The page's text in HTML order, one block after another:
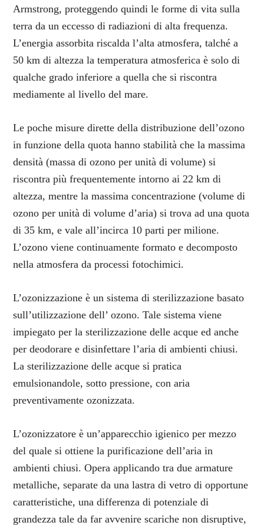
Armstrong, proteggendo quindi le forme di vita sulla
terra da un eccesso di radiazioni di alta frequenza.
L’energia assorbita riscalda l’alta atmosfera, talché a
50 km di altezza la temperatura atmosferica è solo di
qualche grado inferiore a quella che si riscontra
mediamente al livello del mare.
Le poche misure dirette della distribuzione dell’ozono
in funzione della quota hanno stabilità che la massima
densità (massa di ozono per unità di volume) si
riscontra più frequentemente intorno ai 22 km di
altezza, mentre la massima concentrazione (volume di
ozono per unità di volume d’aria) si trova ad una quota
di 35 km, e vale all’incirca 10 parti per milione.
L’ozono viene continuamente formato e decomposto
nella atmosfera da processi fotochimici.
L’ozonizzazione è un sistema di sterilizzazione basato
sull’utilizzazione dell’ ozono. Tale sistema viene
impiegato per la sterilizzazione delle acque ed anche
per deodorare e disinfettare l’aria di ambienti chiusi.
La sterilizzazione delle acque si pratica
emulsionandole, sotto pressione, con aria
preventivamente ozonizzata.
L’ozonizzatore è un’apparecchio igienico per mezzo
del quale si ottiene la purificazione dell’aria in
ambienti chiusi. Opera applicando tra due armature
metalliche, separate da una lastra di vetro di opportune
caratteristiche, una differenza di potenziale di
grandezza tale da far avvenire scariche non disruptive,